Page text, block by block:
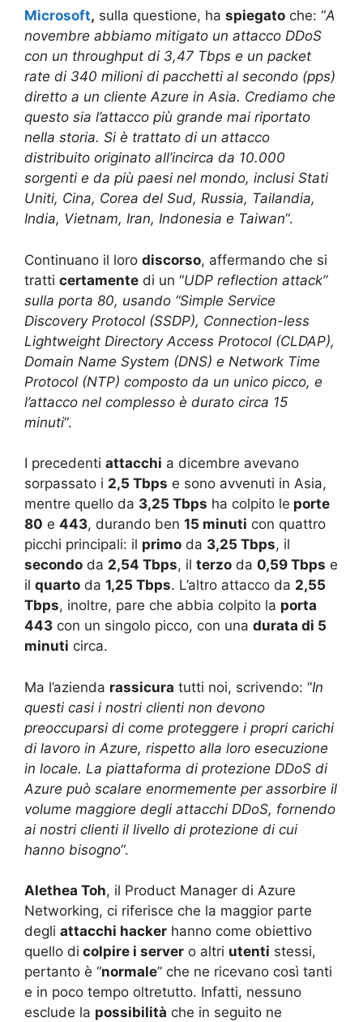
Microsoft, sulla questione, ha spiegato che: “A
novembre abbiamo mitigato un attacco DDoS
con un throughput di 3,47 Tbps e un packet
rate di 340 milioni di pacchetti al secondo (pps)
diretto a un cliente Azure in Asia. Crediamo che
questo sia l’attacco più grande mai riportato
nella storia. Si è trattato di un attacco
distribuito originato all’incirca da 10.000
sorgenti e da più paesi nel mondo, inclusi Stati
Uniti, Cina, Corea del Sud, Russia, Tailandia,
India, Vietnam, Iran, Indonesia e Taiwan“.
Continuano il loro discorso, affermando che si
tratti certamente di un “UDP reflection attack”
sulla porta 80, usando “Simple Service
Discovery Protocol (SSDP), Connection-less
Lightweight Directory Access Protocol (CLDAP),
Domain Name System (DNS) e Network Time
Protocol (NTP) composto da un unico picco, e
l’attacco nel complesso è durato circa 15
minuti“.
I precedenti attacchi a dicembre avevano
sorpassato i 2,5 Tbps e sono avvenuti in Asia,
mentre quello da 3,25 Tbps ha colpito le porte
80 e 443, durando ben 15 minuti con quattro
picchi principali: il primo da 3,25 Tbps, il
secondo da 2,54 Tbps, il terzo da 0,59 Tbps e
il quarto da 1,25 Tbps. L’altro attacco da 2,55
Tbps, inoltre, pare che abbia colpito la porta
443 con un singolo picco, con una durata di 5
minuti circa.
Ma l’azienda rassicura tutti noi, scrivendo: “In
questi casi i nostri clienti non devono
preoccuparsi di come proteggere i propri carichi
di lavoro in Azure, rispetto alla loro esecuzione
in locale. La piattaforma di protezione DDoS di
Azure può scalare enormemente per assorbire il
volume maggiore degli attacchi DDoS, fornendo
ai nostri clienti il ​​livello di protezione di cui
hanno bisogno“.
Alethea Toh, il Product Manager di Azure
Networking, ci riferisce che la maggior parte
degli attacchi hacker hanno come obiettivo
quello di colpire i server o altri utenti stessi,
pertanto è “normale” che ne ricevano così tanti
e in poco tempo oltretutto. Infatti, nessuno
esclude la possibilità che in seguito ne